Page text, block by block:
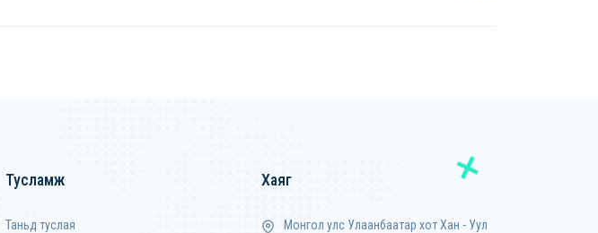
Тусламж
Таньд туслая
Хаяг
Монгол улс Улаанбаатар хот Хан - Уул